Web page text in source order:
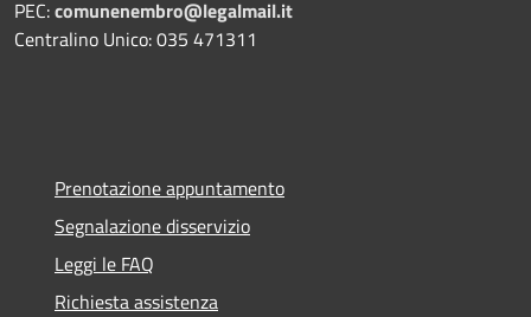
PEC:comunenembro@legalmail.it
Centralino Unico: 035 471311
Prenotazione appuntamento
Segnalazione disservizio
Leggi le FAQ
Richiesta assistenza